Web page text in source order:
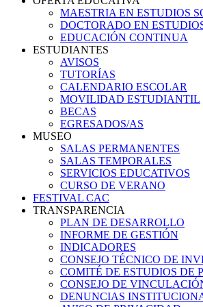
MAESTRIA EN ESTUDIOS
DOCTORADO EN
EDUCACIÓN CONTINUA
ESTUDIANTES
AVISOS
TUTORÍAS
CALENDARIO ESCOLAR
MOVILIDAD ESTUDIANTIL
BECAS
EGRESADOS/AS
MUSEO
SALAS PERMANENTES
SALAS TEMPORALES
SERVICIOS EDUCATIVOS
CURSO DE VERANO
FESTIVAL CAC
TRANSPARENCIA
PLAN DE DESARROLLO
INFORME DE GESTIÓN
INDICADORES
CONSEJO TÉCNICO DE
COMITÉ DE ESTUDIOS DE
CONSEJO DE
DENUNCIAS